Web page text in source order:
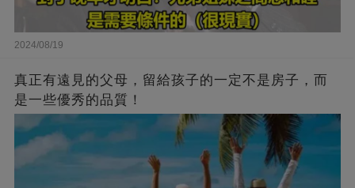
2024/08/19
真正有遠見的父母，留給孩子的一定不是房子，而
是一些優秀的品質！